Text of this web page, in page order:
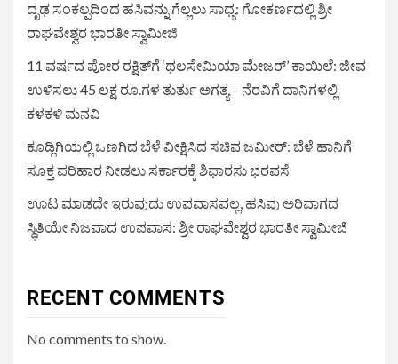
ದೃಢ ಸಂಕಲ್ಪದಿಂದ ಹಸಿವನ್ನು ಗೆಲ್ಲಲು ಸಾಧ್ಯ: ಗೋಕರ್ಣದಲ್ಲಿ ಶ್ರೀ
ರಾಘವೇಶ್ವರ ಭಾರತೀ ಸ್ವಾಮೀಜಿ
11 ವರ್ಷದ ಪೋರ ರಕ್ಷಿತ್‌ಗೆ ‘ಥಲಸೇಮಿಯಾ ಮೇಜರ್’ ಕಾಯಿಲೆ: ಜೀವ
ಉಳಿಸಲು 45 ಲಕ್ಷ ರೂ.ಗಳ ತುರ್ತು ಅಗತ್ಯ – ನೆರವಿಗೆ ದಾನಿಗಳಲ್ಲಿ
ಕಳಕಳಿ ಮನವಿ
ಕೂಡ್ಲಿಗಿಯಲ್ಲಿ ಒಣಗಿದ ಬೆಳೆ ವೀಕ್ಷಿಸಿದ ಸಚಿವ ಜಮೀರ್: ಬೆಳೆ ಹಾನಿಗೆ
ಸೂಕ್ತ ಪರಿಹಾರ ನೀಡಲು ಸರ್ಕಾರಕ್ಕೆ ಶಿಫಾರಸು ಭರವಸೆ
ಊಟ ಮಾಡದೇ ಇರುವುದು ಉಪವಾಸವಲ್ಲ, ಹಸಿವು ಅರಿವಾಗದ
ಸ್ಥಿತಿಯೇ ನಿಜವಾದ ಉಪವಾಸ: ಶ್ರೀ ರಾಘವೇಶ್ವರ ಭಾರತೀ ಸ್ವಾಮೀಜಿ
RECENT COMMENTS
No comments to show.